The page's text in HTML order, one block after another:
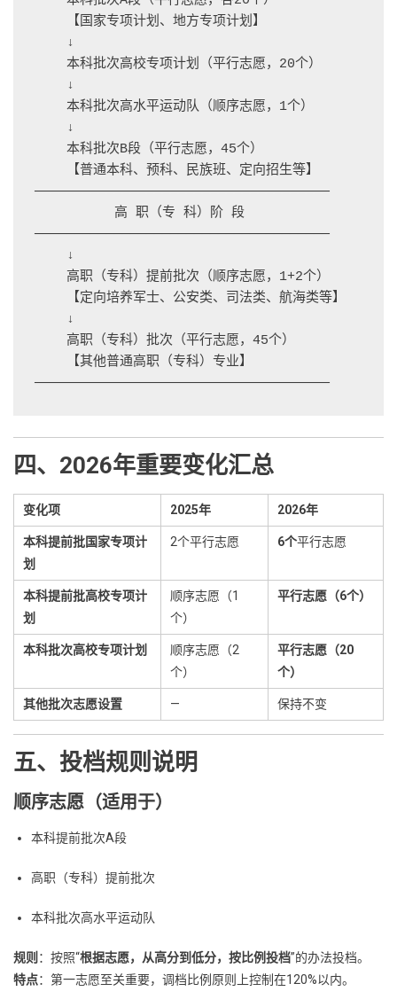
    【国家专项计划、地方专项计划】
    ↓
    本科批次高校专项计划（平行志愿，20个）
    ↓
    本科批次高水平运动队（顺序志愿，1个）
    ↓
    本科批次B段（平行志愿，45个）
    【普通本科、预科、民族班、定向招生等】
─────────────────────────────────────
          高 职（专 科）阶 段
─────────────────────────────────────
    ↓
    高职（专科）提前批次（顺序志愿，1+2个）
    【定向培养军士、公安类、司法类、航海类等】
    ↓
    高职（专科）批次（平行志愿，45个）
    【其他普通高职（专科）专业】
─────────────────────────────────────
四、2026年重要变化汇总
变化项 2025年 2026年
本科提前批国家专项计
划
2个平行志愿 6个平行志愿
本科提前批高校专项计
划
顺序志愿（1
个）
平行志愿（6个）
本科批次高校专项计划
顺序志愿（2
个）
平行志愿（20
个）
其他批次志愿设置 — 保持不变
五、投档规则说明
顺序志愿（适用于）
本科提前批次A段
高职（专科）提前批次
本科批次高水平运动队
规则 ：按照“根据志愿，从高分到低分，按比例投档”的办法投档。
特点：第一志愿至关重要，调档比例原则上控制在120%以内。